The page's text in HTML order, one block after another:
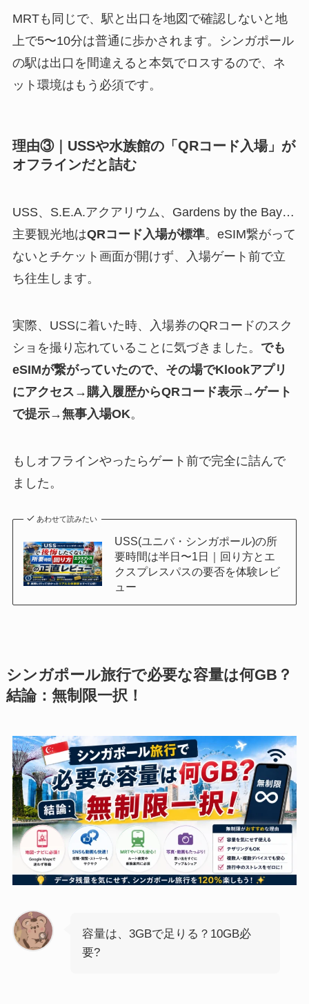
MRTも同じで、駅と出口を地図で確認しないと地
上で5〜10分は普通に歩かされます。シンガポール
の駅は出口を間違えると本気でロスするので、ネ
ット環境はもう必須です。
理由③｜USSや水族館の「QRコード入場」が
オフラインだと詰む
USS、S.E.A.アクアリウム、Gardens by the Bay…
主要観光地はQRコード入場が標準。eSIM繋がって
ないとチケット画面が開けず、入場ゲート前で立
ち往生します。
実際、USSに着いた時、入場券のQRコードのスク
ショを撮り忘れていることに気づきました。 でも
eSIMが繋がっていたので、その場でKlookアプリ
にアクセス→購入履歴からQRコード表示→ゲート
で提示→無事入場OK。
もしオフラインやったらゲート前で完全に詰んで
ました。
あわせて読みたい
USS(ユニバ・シンガポール)の所
要時間は半日〜1日｜回り方とエ
クスプレスパスの要否を体験レビ
ュー
シンガポール旅行で必要な容量は何GB？
結論：無制限一択！
容量は、3GBで足りる？10GB必
要?